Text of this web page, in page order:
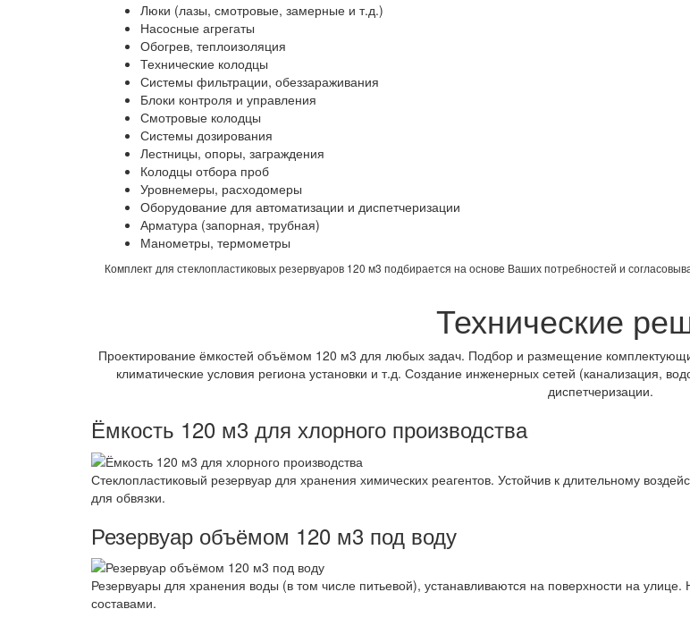
Люки (лазы, смотровые, замерные и т.д.)
Насосные агрегаты
Обогрев, теплоизоляция
Технические колодцы
Системы фильтрации, обеззараживания
Блоки контроля и управления
Смотровые колодцы
Системы дозирования
Лестницы, опоры, заграждения
Колодцы отбора проб
Уровнемеры, расходомеры
Оборудование для автоматизации и диспетчеризации
Арматура (запорная, трубная)
Манометры, термометры
Комплект для стеклопластиковых резервуаров 120 м3 подбирается на основе Ваших потребностей и
Технические
Проектирование ёмкостей объёмом 120 м3 для любых задач. Подбор и размещение
климатические условия региона установки и т.д. Создание инженерных сетей (канализация,
диспетчеризации.
Ёмкость 120 м3 для хлорного производства
Стеклопластиковый резервуар для хранения химических реагентов. Устойчив к длительному
для обвязки.
Резервуар объёмом 120 м3 под воду
Резервуары для хранения воды (в том числе питьевой), устанавливаются на поверхности на
составами.